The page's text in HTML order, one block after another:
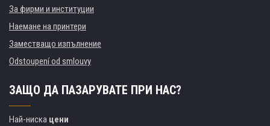
За фирми и институции
Наемане на принтери
Заместващо изпълнение
Odstoupení od smlouvy
ЗАЩО ДА ПАЗАРУВАТЕ ПРИ НАС?
Най-ниска цени